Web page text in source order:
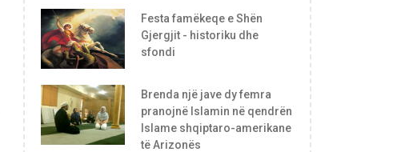
Festa famëkeqe e Shën
Gjergjit - historiku dhe
sfondi
Brenda një jave dy femra
pranojnë Islamin në qendrën
Islame shqiptaro-amerikane
të Arizonës